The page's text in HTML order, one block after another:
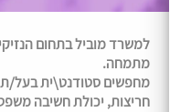
למשרד מוביל בתחום
מתמחה.
מחפשים סטודנט\ית בעל/ת
חריצות, יכולת חשיבה